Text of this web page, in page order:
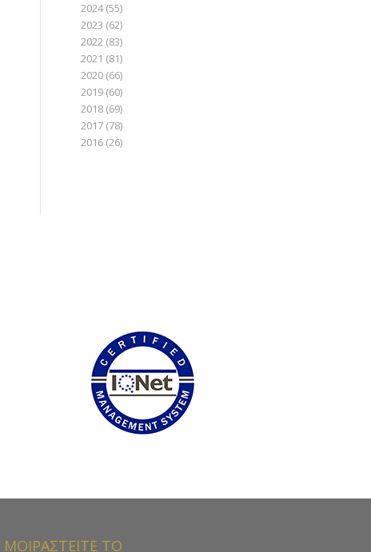
2024(55)
2023 (62)
2022(83)
2021 (81)
2020(66)
2019(60)
2018(69)
2017(78)
2016(26)
ΜΟΙΡΑΣΤΕΙΤΕ ΤΟ